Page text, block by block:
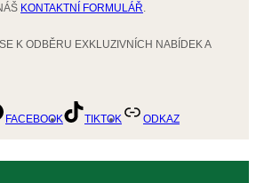
KONTAKTNÍ FORMULÁŘ
K ODBĚRU EXKLUZIVNÍCH NABÍDEK A
FACEBOOK TIKTOK ODKAZ